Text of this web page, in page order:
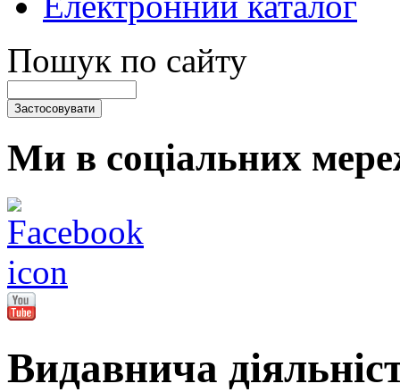
Пошук по сайту
Ми в соціальних
Видавнича